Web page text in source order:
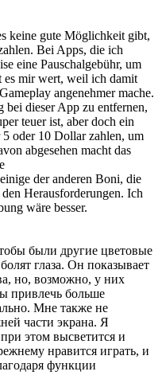
keine gute Möglichkeit gibt,
Bei Apps, die ich
eine Pauschalgebühr, um
es mir wert, weil ich damit
angenehmer mache.
dieser App zu entfernen,
teuer ist, aber doch ein
oder 10 Dollar zahlen, um
abgesehen macht das
der anderen Boni, die
Herausforderungen. Ich
wäre besser.
были другие цветовые
глаза. Он показывает
но, возможно, у них
привлечь больше
Мне также не
части экрана. Я
этом высветится и
нравится играть, и
функции